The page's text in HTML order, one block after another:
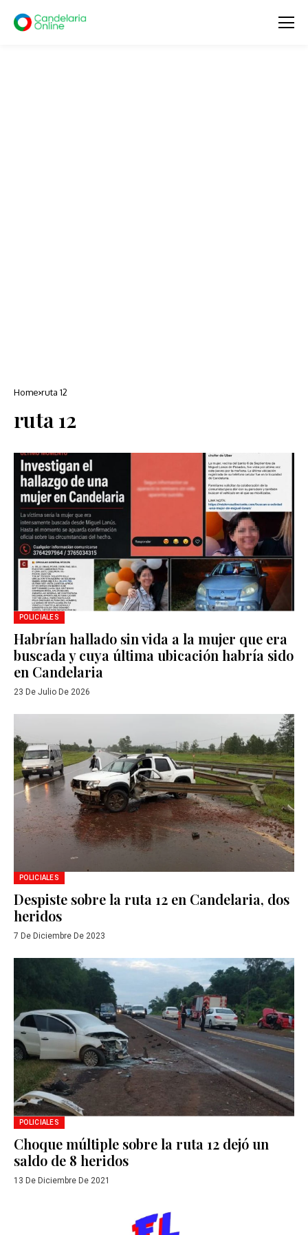
Home ruta 12
ruta 12
POLICIALES
Habrían hallado sin vida a la mujer que era
buscada y cuya última ubicación habría sido
en Candelaria
23 De Julio De 2026
POLICIALES
Despiste sobre la ruta 12 en Candelaria, dos
heridos
7 De Diciembre De 2023
POLICIALES
Choque múltiple sobre la ruta 12 dejó un
saldo de 8 heridos
13 De Diciembre De 2021